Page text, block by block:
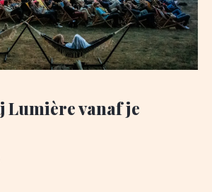
Lumière vanaf je